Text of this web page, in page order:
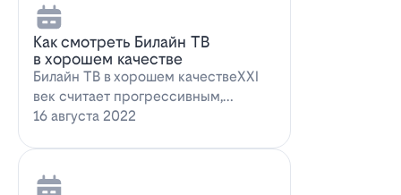
Как смотреть Билайн ТВ
в хорошем качестве
Билайн ТВ в хорошем качествеXXI
век считает прогрессивным,
большинство технологий доступны
16 августа 2022